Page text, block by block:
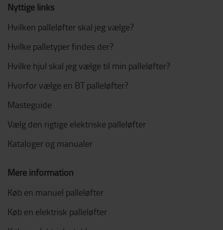
Nyttige links
Hvilken palleløfter skal jeg vælge?
Hvilke palletyper findes der?
Hvilke hjul skal jeg vælge til min palleløfter?
Hvorfor vælge en BT palleløfter?
Masteguide
Vælg den rigtige elektriske palleløfter
Kataloger og manualer
Mere information
Køb en manuel palleløfter
Køb en elektrisk palleløfter